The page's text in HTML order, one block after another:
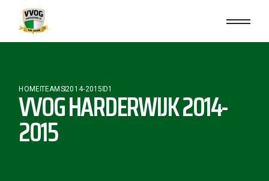
HOMETEAMS2014-2015 D1
VVOG HARDERWIJK 2014-
2015